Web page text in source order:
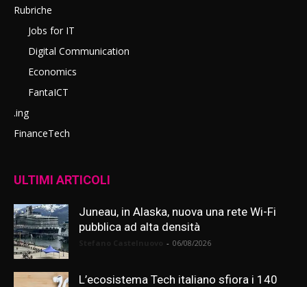
Rubriche
Jobs for IT
Digital Communication
Economics
FantaICT
.ing
FinanceTech
ULTIMI ARTICOLI
Juneau, in Alaska, nuova una rete Wi-Fi
pubblica ad alta densità
- 06/08/2026
L’ecosistema Tech italiano sfiora i 140